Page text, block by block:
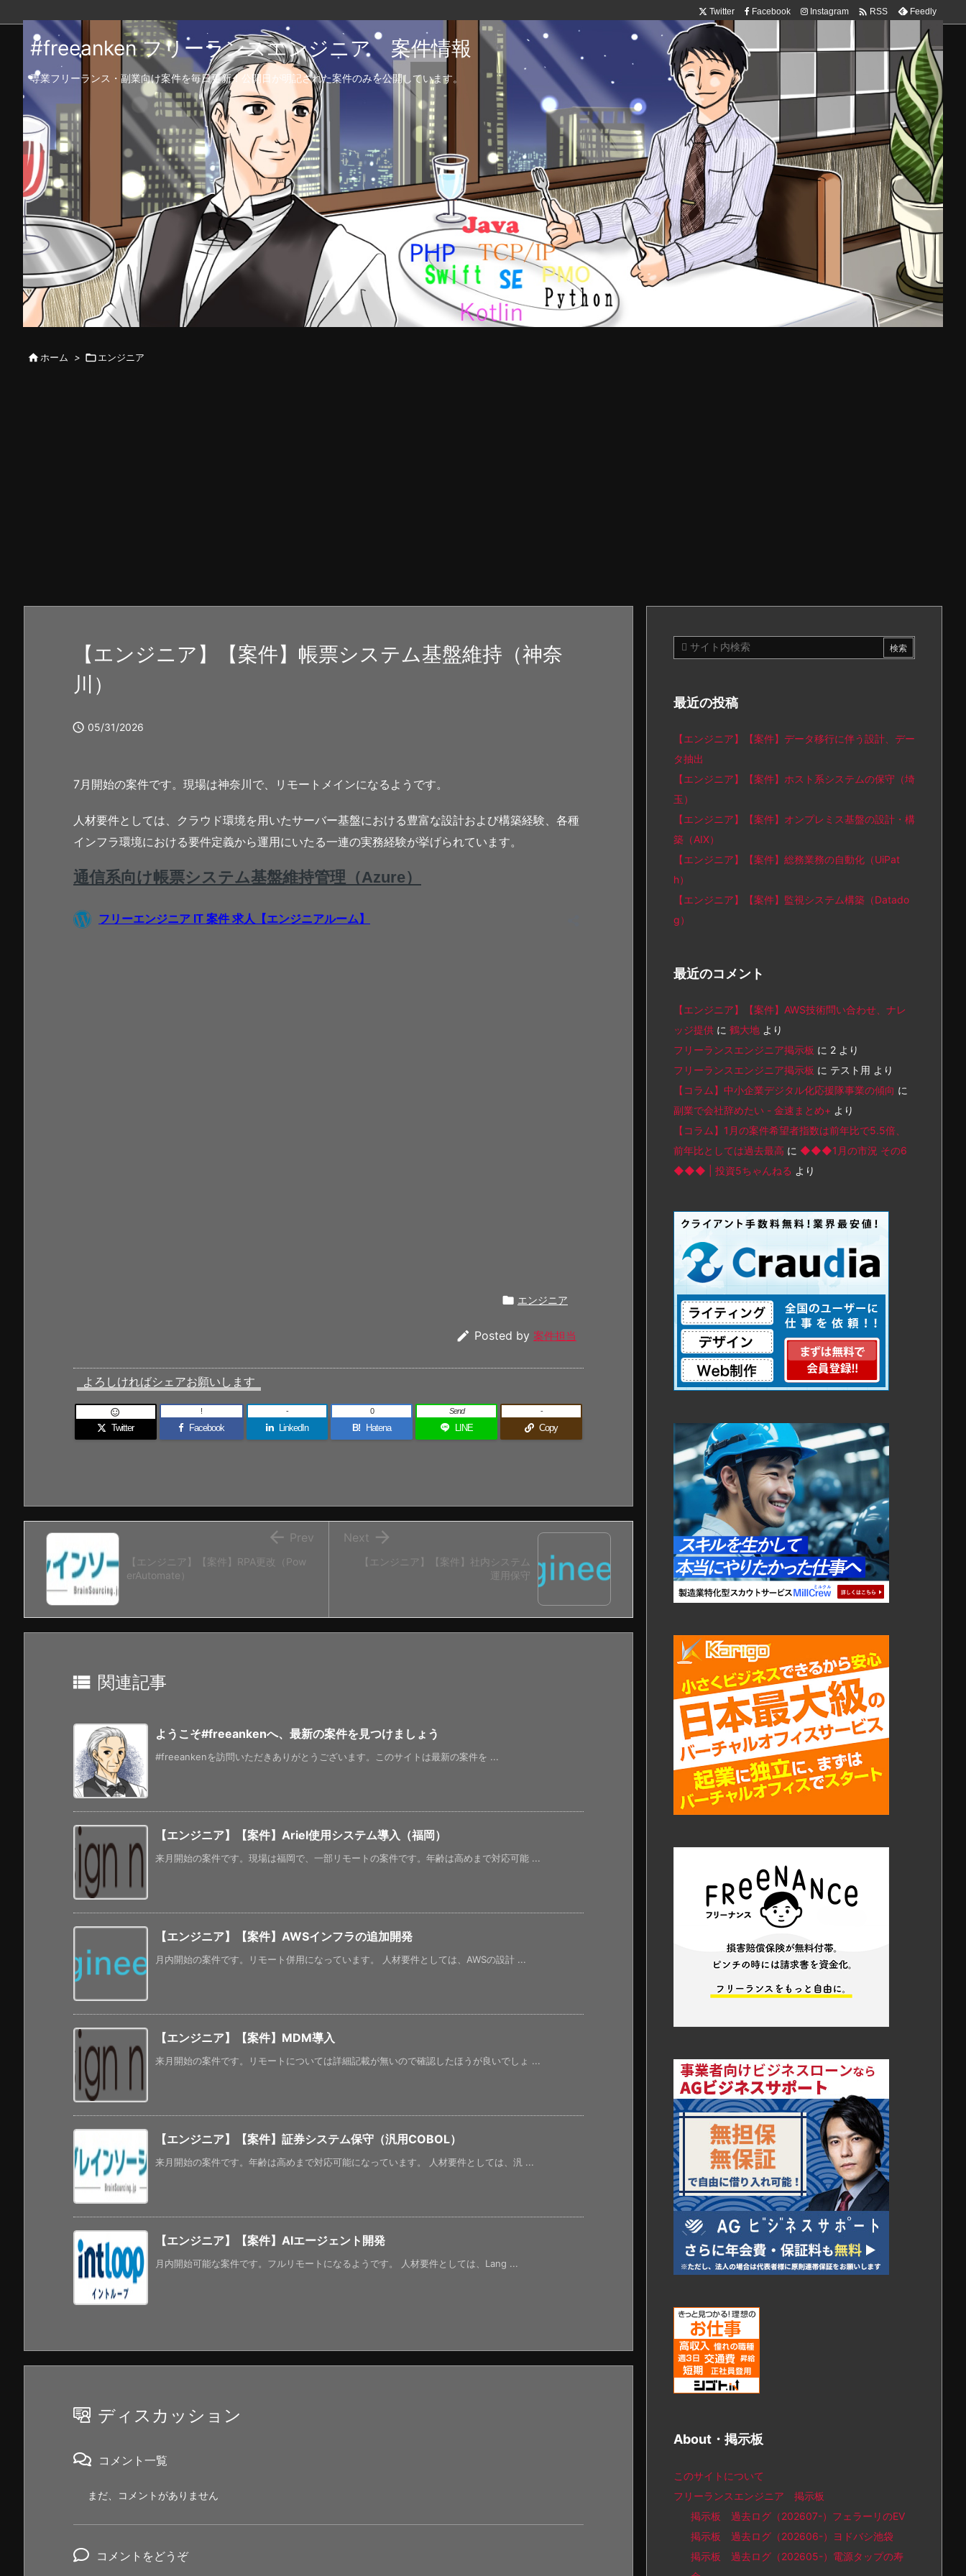
Twitter Facebook Instagram  RSS Feedly
#freeanken フリーランスエンジニア 案件情報
専業フリーランス・副業向け案件を毎日更新！公開日が明記された案件のみを公開しています。
 ホーム > エンジニア
【エンジニア】【案件】帳票システム基盤維持（神奈
川）
 05/31/2026
7月開始の案件です。現場は神奈川で、リモートメインになるようです。
人材要件としては、クラウド環境を用いたサーバー基盤における豊富な設計および構築経験、各種
インフラ環境における要件定義から運用にいたる一連の実務経験が挙げられています。
 エンジニア
 Posted by 案件担当
よろしければシェアお願いします
Twitter

Facebook
!
LinkedIn
-
B! Hatena
0
LINE
Send
Copy
-
【エンジニア】【案件】社内システム
運用保守

Next
【エンジニア】【案件】RPA更改（Pow
erAutomate）
 Prev
 関連記事
ようこそ#freeankenへ、最新の案件を見つけましょう
#freeankenを訪問いただきありがとうございます。このサイトは最新の案件を ...
【エンジニア】【案件】Ariel使用システム導入（福岡）
来月開始の案件です。現場は福岡で、一部リモートの案件です。年齢は高めまで対応可能 ...
【エンジニア】【案件】AWSインフラの追加開発
月内開始の案件です。リモート併用になっています。 人材要件としては、AWSの設計 ...
【エンジニア】【案件】MDM導入
来月開始の案件です。リモートについては詳細記載が無いので確認したほうが良いでしょ ...
【エンジニア】【案件】証券システム保守（汎用COBOL）
来月開始の案件です。年齢は高めまで対応可能になっています。 人材要件としては、汎 ...
【エンジニア】【案件】AIエージェント開発
月内開始可能な案件です。フルリモートになるようです。 人材要件としては、Lang ...
ディスカッション
コメント一覧
まだ、コメントがありません
コメントをどうぞ
最近の投稿
【エンジニア】【案件】データ移行に伴う設計、デー
タ抽出
【エンジニア】【案件】ホスト系システムの保守（埼
玉）
【エンジニア】【案件】オンプレミス基盤の設計・構
築（AIX）
【エンジニア】【案件】総務業務の自動化（UiPat
h）
【エンジニア】【案件】監視システム構築（Datado
g）
最近のコメント
【エンジニア】【案件】AWS技術問い合わせ、ナレ
ッジ提供 に 鶴大地 より
フリーランスエンジニア掲示板 に 2 より
フリーランスエンジニア掲示板 に テスト用 より
【コラム】中小企業デジタル化応援隊事業の傾向 に
副業で会社辞めたい - 金速まとめ+ より
【コラム】1月の案件希望者指数は前年比で5.5倍、
前年比としては過去最高 に ◆◆◆1月の市況 その6
◆◆◆ | 投資5ちゃんねる より
About・掲示板
このサイトについて
フリーランスエンジニア 掲示板
掲示板 過去ログ（202607-）フェラーリのEV
掲示板 過去ログ（202606-）ヨドバシ池袋
掲示板 過去ログ（202605-）電源タップの寿